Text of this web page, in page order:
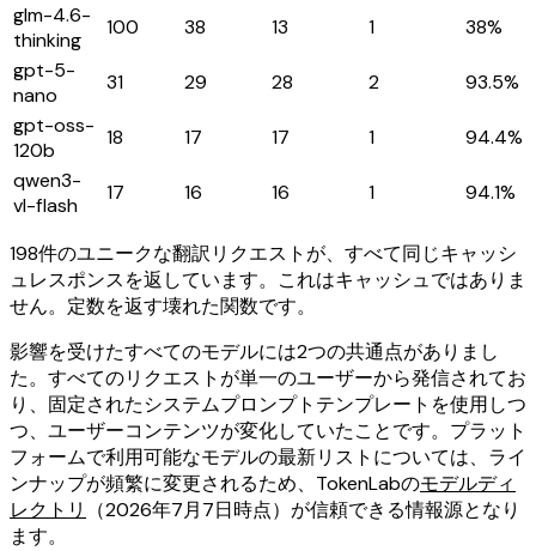
glm-4.6-
thinking
100 38 13 1
38%
gpt-5-
nano
31 29 28 2
93.5%
gpt-oss-
120b
18 17 17 1
94.4%
qwen3-
vl-flash
17 16 16 1 94.1%
198件のユニークな翻訳リクエストが、すべて同じキャッシ
ュレスポンスを返しています。これはキャッシュではありま
せん。定数を返す壊れた関数です。
影響を受けたすべてのモデルには2つの共通点がありまし
た。すべてのリクエストが単一のユーザーから発信されてお
り、固定されたシステムプロンプトテンプレートを使用しつ
つ、ユーザーコンテンツが変化していたことです。プラット
フォームで利用可能なモデルの最新リストについては、ライ
ンナップが頻繁に変更されるため、TokenLabのモデルディ
レクトリ
（2026年7月7日時点）が信頼できる情報源となり
ます。